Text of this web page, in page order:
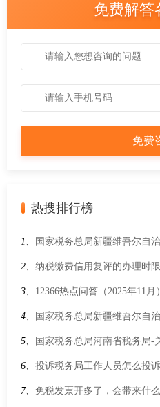
免费解答
热搜排行榜
1、 国家税务总局新疆维吾尔自
国务院办公厅关于健全基本医疗
2、 纳税缴费信用复评的办理时
3、 12366热点问答（2025年11月）
4、 国家税务总局新疆维吾尔自
商务部等7部门关于进一步做好
5、 国家税务总局河南省税务局-
收优惠政策的公告
6、 投诉税务局工作人员怎么投诉
7、 免税发票开多了，会带来什